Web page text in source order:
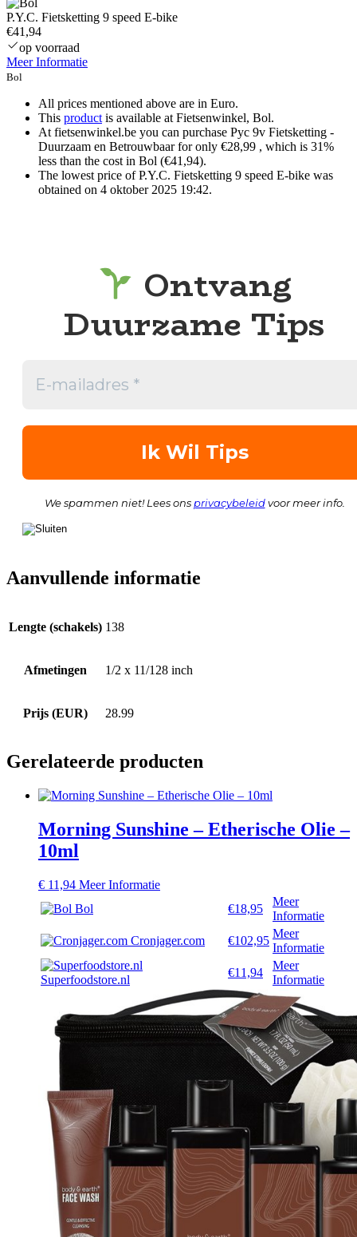
P.Y.C. Fietsketting 9 speed E-bike
€41,94
op voorraad
Meer Informatie
Bol
All prices mentioned above are in Euro.
This product is available at Fietsenwinkel, Bol.
At fietsenwinkel.be you can purchase Pyc 9v Fietsketting -
Duurzaam en Betrouwbaar for only €28,99 , which is 31%
less than the cost in Bol (€41,94).
The lowest price of P.Y.C. Fietsketting 9 speed E-bike was
obtained on 4 oktober 2025 19:42.
Ontvang
Duurzame Tips
We spammen niet! Lees ons privacybeleidvoor meer info.
Aanvullende informatie
Lengte (schakels) 138
Afmetingen 1/2 x 11/128 inch
Prijs (EUR) 28.99
Gerelateerde producten
Morning Sunshine – Etherische Olie –
10ml
€ 11,94 Meer Informatie
Bol
€18,95
Meer
Informatie
Cronjager.com
€102,95
Meer
Informatie
Superfoodstore.nl
€11,94
Meer
Informatie